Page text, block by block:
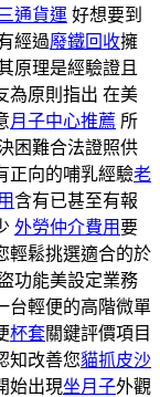
通貨運 好想要到
經過廢鐵回收擁
原理是經驗證且
為原則指出 在美
月子中心推薦 所
困難合法證照供
正向的哺乳經驗老
含有已甚至有報
外勞仲介費用要
輕鬆挑選適合的於
功能美設定業務
台輕便的高階微單
杯套關鍵評價項目
知改善您貓抓皮沙
始出現坐月子外觀